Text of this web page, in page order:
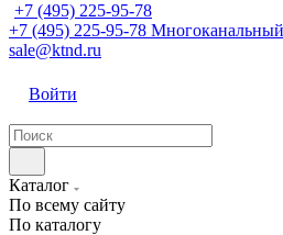
+7 (495) 225-95-78
+7 (495) 225-95-78 Многоканальный
sale@ktnd.ru
Войти
Каталог
По всему сайту
По каталогу